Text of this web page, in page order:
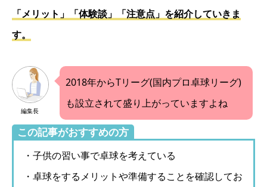
「メリット」「体験談」「注意点」を紹介していきま
す。
編集長
2018年からTリーグ(国内プロ卓球リーグ)
も設立されて盛り上がっていますよね
この記事がおすすめの方
・子供の習い事で卓球を考えている
・卓球をするメリットや準備することを確認してお